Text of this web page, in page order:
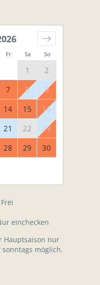
Fr Sa So
1
2
7 8
9
14 15
16
21 22
23
28 29
30
Frei
einchecken
Hauptsaison nur
möglich.